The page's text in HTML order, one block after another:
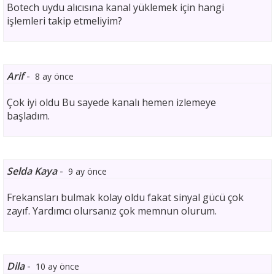
Botech uydu alıcısına kanal yüklemek için hangi
işlemleri takip etmeliyim?
Arif- 8 ay önce
Çok iyi oldu Bu sayede kanalı hemen izlemeye
başladım.
Selda Kaya- 9 ay önce
Frekansları bulmak kolay oldu fakat sinyal gücü çok
zayıf. Yardımcı olursanız çok memnun olurum.
Dila- 10 ay önce